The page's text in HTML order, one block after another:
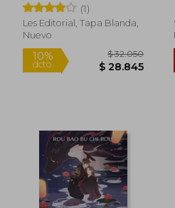
(1)
Les Editorial, Tapa Blanda,
Nuevo